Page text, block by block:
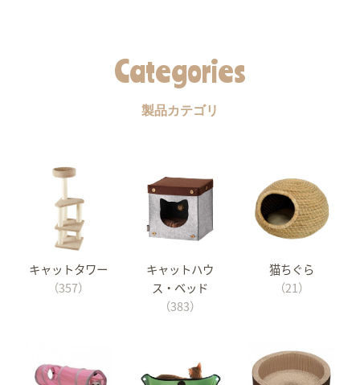
Categories
製品カテゴリ
キャットタワー
（357）
キャットハウ
ス・ベッド
（383）
猫ちぐら
（21）